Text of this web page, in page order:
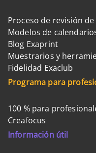
Proceso de revisión
Modelos de
Blog Exaprint
Muestrarios y
Fidelidad Exaclub
Programa para
100 % para
Creafocus
Información útil